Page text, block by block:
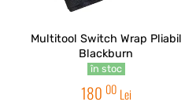
Multitool Switch Wrap Pliabil
Blackburn
în stoc
180 00 Lei